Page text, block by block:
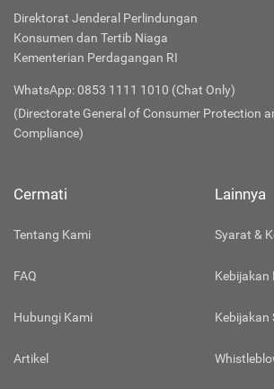
Direktorat Jenderal Perlindungan
Konsumen dan Tertib Niaga
Kementerian Perdagangan RI
WhatsApp: 0853 1111 1010 (Chat Only)
(Directorate General of Consumer Protection
Compliance)
Cermati
Tentang Kami
FAQ
Hubungi Kami
Artikel
Lainnya
Syarat &
Kebijakan
Kebijakan